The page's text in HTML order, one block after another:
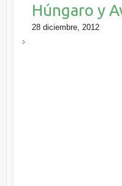
Húngaro y
28 diciembre, 2012